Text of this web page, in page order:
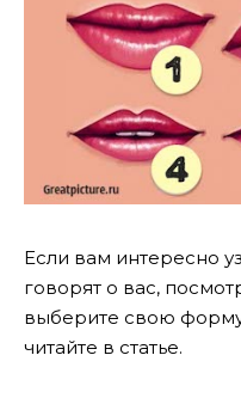
Если вам интересно
говорят о вас,
выберите свою форму
читайте в статье.